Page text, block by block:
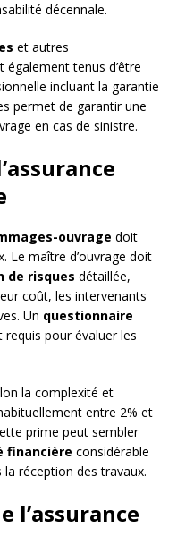
décennale.
et autres
également tenus d’être
incluant la garantie
permet de garantir une
en cas de sinistre.
ouvrage doit
Le maître d’ouvrage doit
de risques détaillée,
coût, les intervenants
Un questionnaire
pour évaluer les
la complexité et
entre 2% et
prime peut sembler
financière considérable
réception des travaux.
l’assurance